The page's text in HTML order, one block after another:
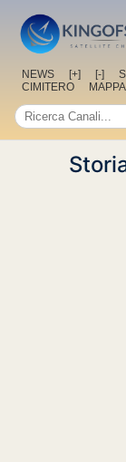
NEWS [+] [-]
CIMITERO